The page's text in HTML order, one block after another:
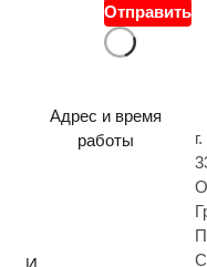
с
Отправить
Адрес и время
работы